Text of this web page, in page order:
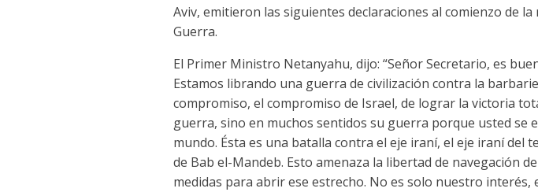
Aviv, emitieron las siguientes declaraciones al comienzo de
Guerra.
El Primer Ministro Netanyahu, dijo: “Señor Secretario, es
Estamos librando una guerra de civilización contra la
compromiso, el compromiso de Israel, de lograr la victoria
guerra, sino en muchos sentidos su guerra porque usted se
mundo. Ésta es una batalla contra el eje iraní, el eje iraní
de Bab el-Mandeb. Esto amenaza la libertad de navegación
medidas para abrir ese estrecho. No es solo nuestro interés,